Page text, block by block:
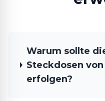
Warum sollte
Steckdosen
erfolgen?